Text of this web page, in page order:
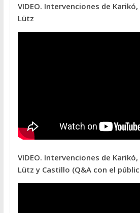
VIDEO. Intervenciones de
Lütz
VIDEO. Intervenciones de
Lütz y Castillo (Q&A con el